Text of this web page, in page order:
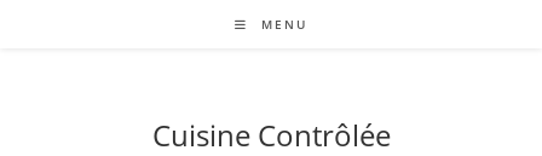
MENU
Cuisine Contrôlée